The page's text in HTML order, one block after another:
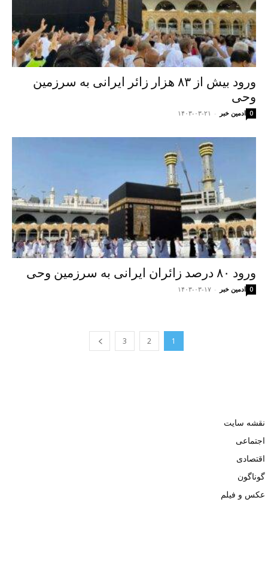
ورود بیش از ۸۳ هزار زائر ایرانی به سرزمین
وحی
ادمین خبر - ۱۴۰۳-۰۳-۲۱ 0
ورود ۸۰ درصد زائران ایرانی به سرزمین وحی
ادمین خبر - ۱۴۰۳-۰۳-۱۷ 0
1
2
3
نقشه سایت
اجتماعی
اقتصادی
گوناگون
عکس و فیلم